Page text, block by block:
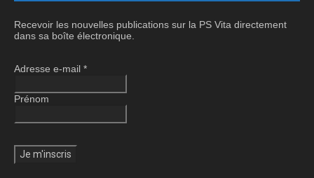
Recevoir les nouvelles publications sur la PS Vita directement
dans sa boîte électronique.
Adresse e-mail *
Prénom